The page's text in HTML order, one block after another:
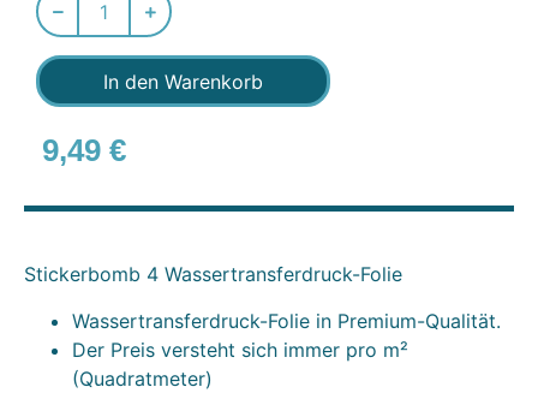
In den Warenkorb
9,49 €
Stickerbomb 4 Wassertransferdruck-Folie
Wassertransferdruck-Folie in Premium-Qualität.
Der Preis versteht sich immer pro m²
(Quadratmeter)